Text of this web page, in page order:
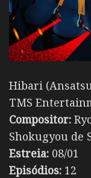
Hibari
TMS
Compositor:
Shokugyou de
Estreia: 08/01
Episódios: 12